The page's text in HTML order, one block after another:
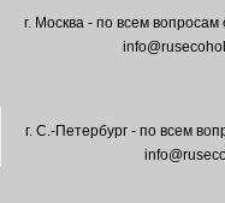
г. Москва - по всем
г. С.-Петербург - по всем